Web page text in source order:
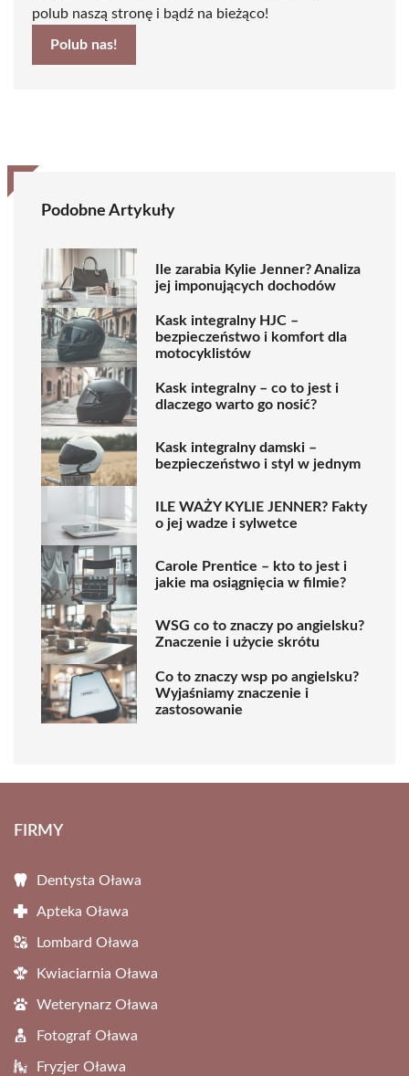
polub naszą stronę i bądź na bieżąco!
Polub nas!
Podobne Artykuły
Ile zarabia Kylie Jenner? Analiza
jej imponujących dochodów
Kask integralny HJC –
bezpieczeństwo i komfort dla
motocyklistów
Kask integralny – co to jest i
dlaczego warto go nosić?
Kask integralny damski –
bezpieczeństwo i styl w jednym
ILE WAŻY KYLIE JENNER? Fakty
o jej wadze i sylwetce
Carole Prentice – kto to jest i
jakie ma osiągnięcia w filmie?
WSG co to znaczy po angielsku?
Znaczenie i użycie skrótu
Co to znaczy wsp po angielsku?
Wyjaśniamy znaczenie i
zastosowanie
FIRMY
Dentysta Oława
Apteka Oława
Lombard Oława
Kwiaciarnia Oława
Weterynarz Oława
Fotograf Oława
Fryzjer Oława